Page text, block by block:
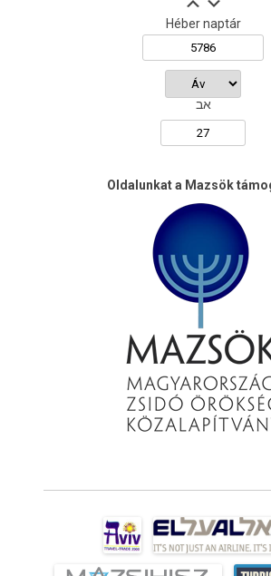
Héber naptár
אב
Oldalunkat a Mazsök